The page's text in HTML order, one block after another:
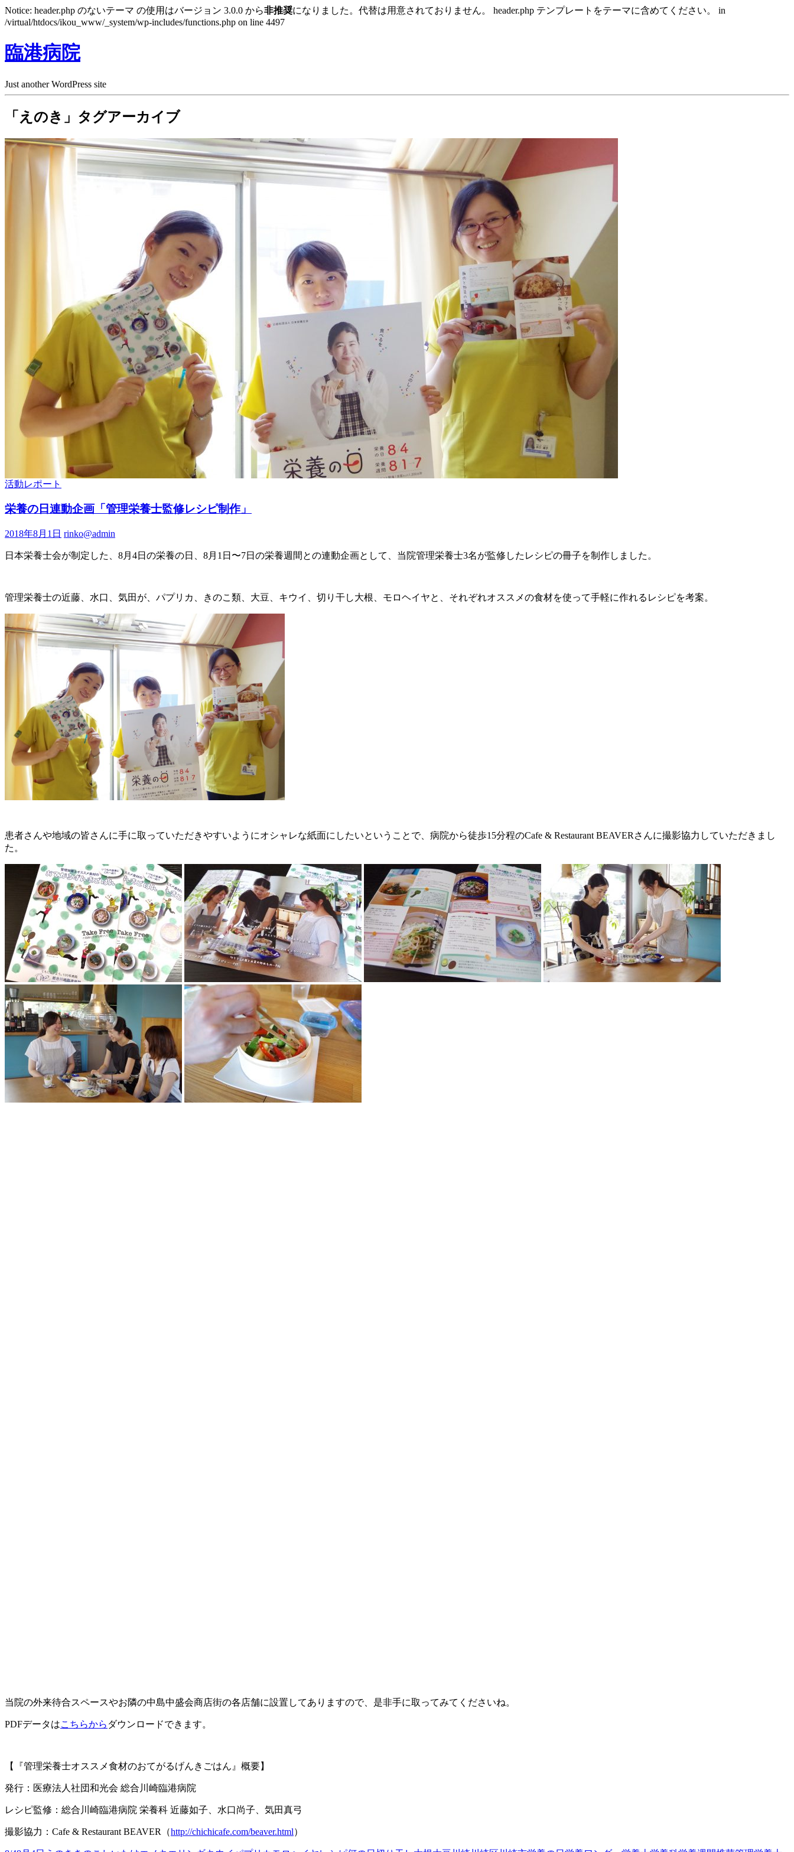
Notice: header.php のないテーマ の使用はバージョン 3.0.0 から非推奨になりました。代替は用意されておりません。 header.php テンプレートをテーマに含めてください。 in
/virtual/htdocs/ikou_www/_system/wp-includes/functions.php on line 4497
臨港病院
Just another WordPress site
「えのき」タグアーカイブ
活動レポート
栄養の日連動企画「管理栄養士監修レシピ制作」
2018年8月1日 rinko@admin
日本栄養士会が制定した、8月4日の栄養の日、8月1日〜7日の栄養週間との連動企画として、当院管理栄養士3名が監修したレシピの冊子を制作しました。
管理栄養士の近藤、水口、気田が、パプリカ、きのこ類、大豆、キウイ、切り干し大根、モロヘイヤと、それぞれオススメの食材を使って手軽に作れるレシピを考案。
患者さんや地域の皆さんに手に取っていただきやすいようにオシャレな紙面にしたいということで、病院から徒歩15分程のCafe & Restaurant BEAVERさんに撮影協力していただきまし
た。
当院の外来待合スペースやお隣の中島中盛会商店街の各店舗に設置してありますので、是非手に取ってみてくださいね。
PDFデータはこちらから ダウンロードできます。
【『管理栄養士オススメ食材のおてがるげんきごはん』概要】
発行：医療法人社団和光会 総合川崎臨港病院
レシピ監修：総合川崎臨港病院 栄養科 近藤如子、水口尚子、気田真弓
撮影協力：Cafe & Restaurant BEAVER（http://chichicafe.com/beaver.html）